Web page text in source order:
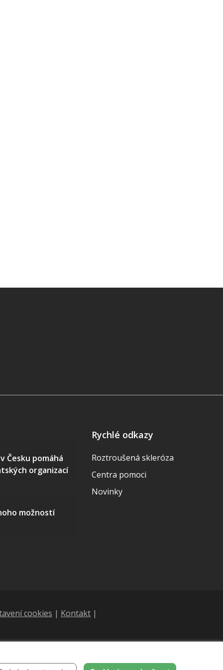
Česku pomáhá
organizací
možností
Rychlé odkazy
Roztroušená skleróza
Centra pomoci
Novinky
cookies | Kontakt |